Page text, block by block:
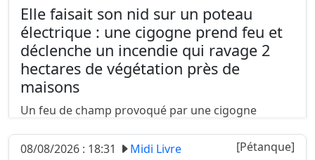
partagent leurs plus......
Elle faisait son nid sur un poteau
électrique : une cigogne prend feu et
déclenche un incendie qui ravage 2
hectares de végétation près de
maisons
Un feu de champ provoqué par une cigogne
foyers d’électricité à Montcony (Saône-et-Loire),
08/08/2026 : 18:31 Midi Livre [Pétanque]